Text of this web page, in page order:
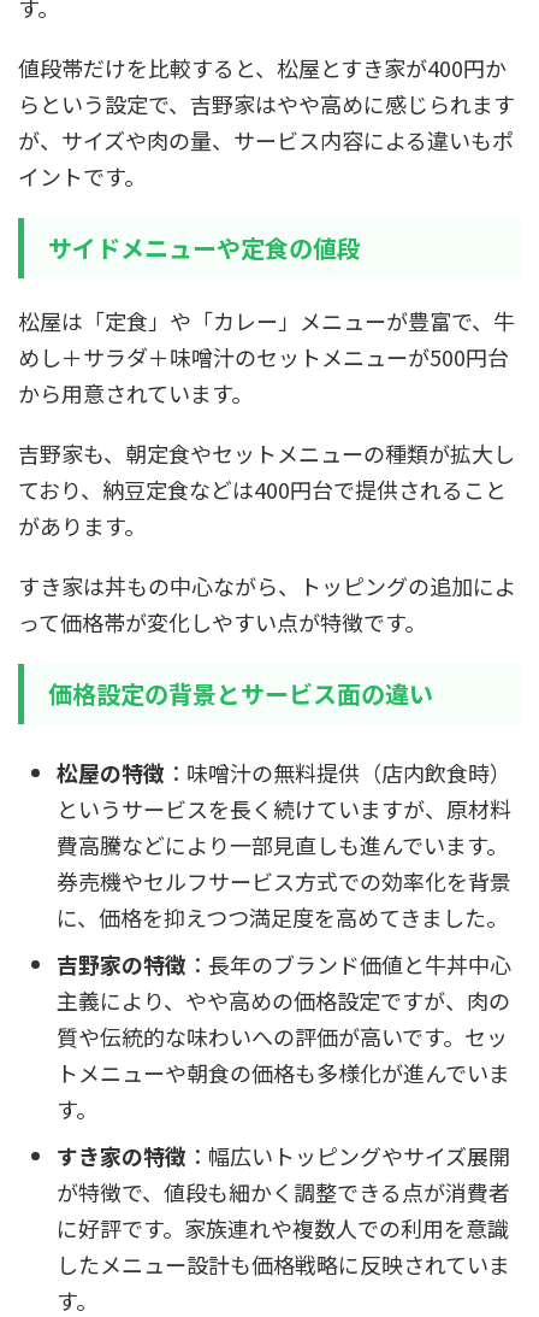
す。
値段帯だけを比較すると、松屋とすき家が400円か
らという設定で、吉野家はやや高めに感じられます
が、サイズや肉の量、サービス内容による違いもポ
イントです。
サイドメニューや定食の値段
松屋は「定食」や「カレー」メニューが豊富で、牛
めし＋サラダ＋味噌汁のセットメニューが500円台
から用意されています。
吉野家も、朝定食やセットメニューの種類が拡大し
ており、納豆定食などは400円台で提供されること
があります。
すき家は丼もの中心ながら、トッピングの追加によ
って価格帯が変化しやすい点が特徴です。
価格設定の背景とサービス面の違い
松屋の特徴 ：味噌汁の無料提供（店内飲食時）
というサービスを長く続けていますが、原材料
費高騰などにより一部見直しも進んでいます。
券売機やセルフサービス方式での効率化を背景
に、価格を抑えつつ満足度を高めてきました。
吉野家の特徴 ：長年のブランド価値と牛丼中心
主義により、やや高めの価格設定ですが、肉の
質や伝統的な味わいへの評価が高いです。セッ
トメニューや朝食の価格も多様化が進んでいま
す。
すき家の特徴 ：幅広いトッピングやサイズ展開
が特徴で、値段も細かく調整できる点が消費者
に好評です。家族連れや複数人での利用を意識
したメニュー設計も価格戦略に反映されていま
す。